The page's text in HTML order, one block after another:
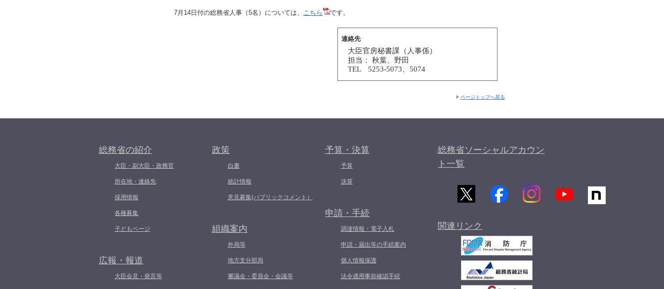
7月14日付の総務省人事（5名）については、 こちら です。
連絡先
大臣官房秘書課（人事係）
担当： 秋葉、野田
TEL
5253-5073、 5074
ページトップへ戻る
総務省の紹介
大臣・副大臣・政務官
所在地・連絡先
採用情報
各種募集
子どもページ
広報・報道
大臣会見・発言等
政策
白書
統計情報
意見募集(パブリックコメント）
組織案内
外局等
地方支分部局
審議会・委員会・会議等
予算・決算
予算
決算
申請・手続
調達情報・電子入札
申請・届出等の手続案内
個人情報保護
法令適用事前確認手続
総務省ソーシャルアカウン
ト一覧
関連リンク